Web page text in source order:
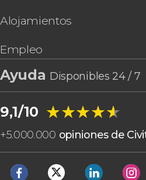
Alojamientos
Empleo
Ayuda Disponibles 24 / 7
9,1/10 ★★★★★
★★★★★
+5.000.000 opiniones de